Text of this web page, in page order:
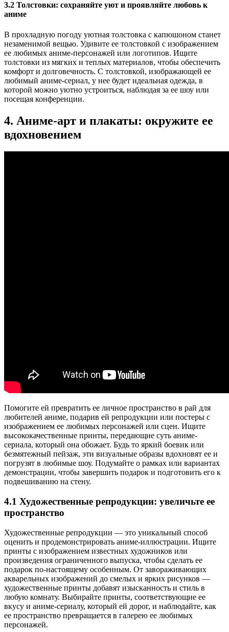
3.2 Толстовки: сохраняйте уют и проявляйте любовь к
аниме
В прохладную погоду уютная толстовка с капюшоном станет
незаменимой вещью. Удивите ее толстовкой с изображением
ее любимых аниме-персонажей или логотипов. Ищите
толстовки из мягких и теплых материалов, чтобы обеспечить
комфорт и долговечность. С толстовкой, изображающей ее
любимый аниме-сериал, у нее будет идеальная одежда, в
которой можно уютно устроиться, наблюдая за ее шоу или
посещая конференции.
4. Аниме-арт и плакаты: окружите ее
вдохновением
Помогите ей превратить ее личное пространство в рай для
любителей аниме, подарив ей репродукции или постеры с
изображением ее любимых персонажей или сцен. Ищите
высококачественные принты, передающие суть аниме-
сериала, который она обожает. Будь то яркий боевик или
безмятежный пейзаж, эти визуальные образы вдохновят ее и
погрузят в любимые шоу. Подумайте о рамках или вариантах
демонстрации, чтобы завершить подарок и подготовить его к
подвешиванию на стену.
4.1 Художественные репродукции: увеличьте ее
пространство
Художественные репродукции — это уникальный способ
оценить и продемонстрировать аниме-иллюстрации. Ищите
принты с изображением известных художников или
произведения ограниченного выпуска, чтобы сделать ее
подарок по-настоящему особенным. От завораживающих
акварельных изображений до смелых и ярких рисунков —
художественные принты добавят изысканность и стиль в
любую комнату. Выбирайте принты, соответствующие ее
вкусу и аниме-сериалу, который ей дорог, и наблюдайте, как
ее пространство превращается в галерею ее любимых
персонажей.